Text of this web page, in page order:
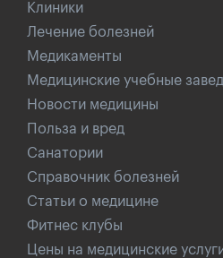
Клиники
Лечение болезней
Медикаменты
Медицинские учебные
Новости медицины
Польза и вред
Санатории
Справочник болезней
Статьи о медицине
Фитнес клубы
Цены на медицинские